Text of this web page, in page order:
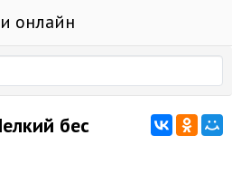
онлайн
бес